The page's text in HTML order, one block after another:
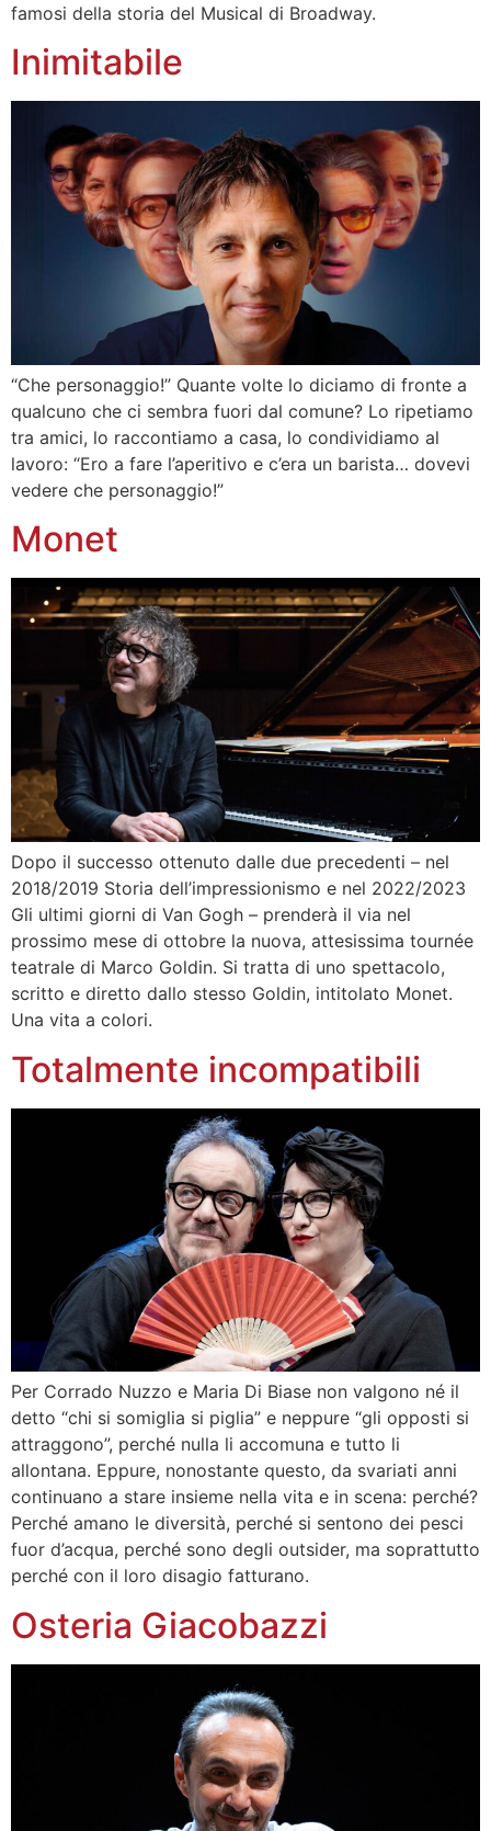
famosi della storia del Musical di Broadway.
Inimitabile
“Che personaggio!” Quante volte lo diciamo di fronte a
qualcuno che ci sembra fuori dal comune? Lo ripetiamo
tra amici, lo raccontiamo a casa, lo condividiamo al
lavoro: “Ero a fare l’aperitivo e c’era un barista… dovevi
vedere che personaggio!”
Monet
Dopo il successo ottenuto dalle due precedenti – nel
2018/2019 Storia dell’impressionismo e nel 2022/2023
Gli ultimi giorni di Van Gogh – prenderà il via nel
prossimo mese di ottobre la nuova, attesissima tournée
teatrale di Marco Goldin. Si tratta di uno spettacolo,
scritto e diretto dallo stesso Goldin, intitolato Monet.
Una vita a colori.
Totalmente incompatibili
Per Corrado Nuzzo e Maria Di Biase non valgono né il
detto “chi si somiglia si piglia” e neppure “gli opposti si
attraggono”, perché nulla li accomuna e tutto li
allontana. Eppure, nonostante questo, da svariati anni
continuano a stare insieme nella vita e in scena: perché?
Perché amano le diversità, perché si sentono dei pesci
fuor d’acqua, perché sono degli outsider, ma soprattutto
perché con il loro disagio fatturano.
Osteria Giacobazzi